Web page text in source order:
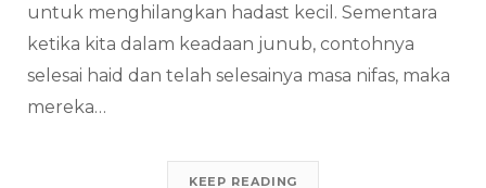
untuk menghilangkan hadast kecil. Sementara
ketika kita dalam keadaan junub, contohnya
selesai haid dan telah selesainya masa nifas, maka
mereka…
KEEP READING